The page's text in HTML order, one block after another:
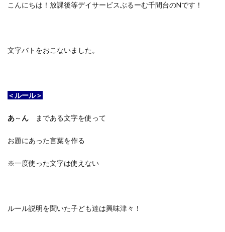
こんにちは！放課後等デイサービスぶるーむ千間台のNです！
文字バトをおこないました。
＜ルール＞
あ～ ん まである文字を使って
お題にあった言葉を作る
※一度使った文字は使えない
ルール説明を聞いた子ども達は興味津々！